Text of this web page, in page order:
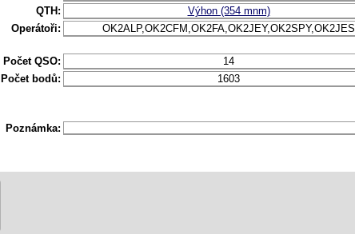
QTH:
Výhon (354 mnm)
Operátoři:
OK2ALP,OK2CFM,OK2FA,OK2JEY,OK2SPY,OK2JES
Počet QSO: 14
Počet bodů:
1603
Poznámka: